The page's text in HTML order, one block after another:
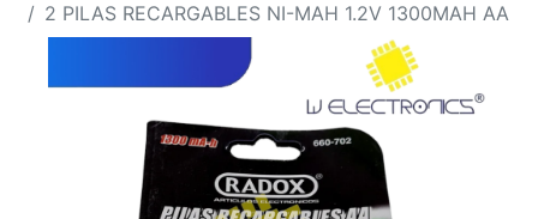
2 PILAS RECARGABLES NI-MAH 1.2V 1300MAH AA